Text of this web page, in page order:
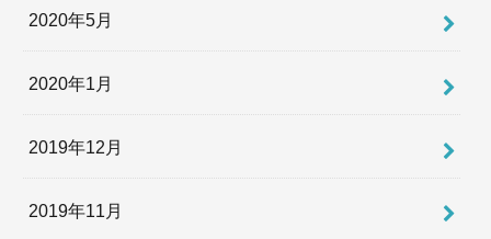
2020年5月
2020年1月
2019年12月
2019年11月